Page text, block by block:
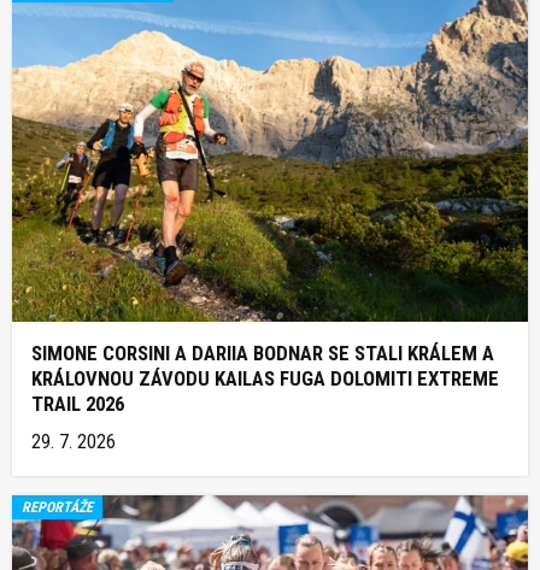
SIMONE CORSINI A DARIIA BODNAR SE STALI KRÁLEM A
KRÁLOVNOU ZÁVODU KAILAS FUGA DOLOMITI EXTREME
TRAIL 2026
29. 7. 2026
REPORTÁŽE